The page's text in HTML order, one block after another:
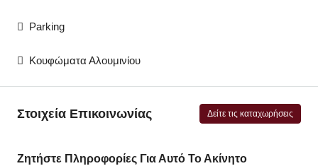
Parking
Κουφώματα Αλουμινίου
Στοιχεία Επικοινωνίας Δείτε τις καταχωρήσεις
Ζητήστε Πληροφορίες Για Αυτό Το Ακίνητο